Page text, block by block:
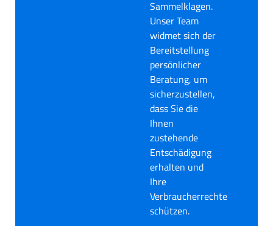
Sammelklagen.
Unser Team
widmet sich der
Bereitstellung
persönlicher
Beratung, um
sicherzustellen,
dass Sie die
Ihnen
zustehende
Entschädigung
erhalten und
Ihre
Verbraucherrechte
schützen.